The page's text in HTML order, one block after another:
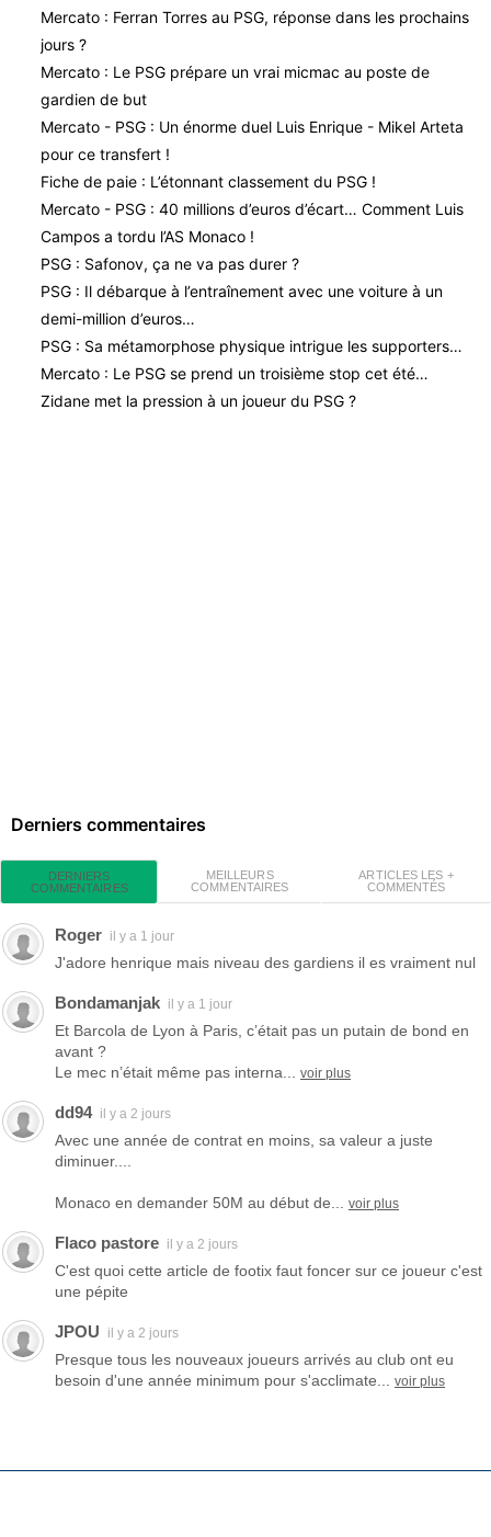
Mercato : Ferran Torres au PSG, réponse dans les prochains
jours ?
Mercato : Le PSG prépare un vrai micmac au poste de
gardien de but
Mercato - PSG : Un énorme duel Luis Enrique - Mikel Arteta
pour ce transfert !
Fiche de paie : L’étonnant classement du PSG !
Mercato - PSG : 40 millions d’euros d’écart… Comment Luis
Campos a tordu l’AS Monaco !
PSG : Safonov, ça ne va pas durer ?
PSG : Il débarque à l’entraînement avec une voiture à un
demi-million d’euros…
PSG : Sa métamorphose physique intrigue les supporters…
Mercato : Le PSG se prend un troisième stop cet été…
Zidane met la pression à un joueur du PSG ?
Derniers commentaires
DERNIERS
COMMENTAIRES
MEILLEURS
COMMENTAIRES
ARTICLES LES +
COMMENTÉS
Roger il y a 1 jour
J'adore henrique mais niveau des gardiens il es vraiment nul
Bondamanjak il y a 1 jour
Et Barcola de Lyon à Paris, c’était pas un putain de bond en
avant ?
Le mec n’était même pas interna... voir plus
dd94 il y a 2 jours
Avec une année de contrat en moins, sa valeur a juste
diminuer....
Monaco en demander 50M au début de... voir plus
Flaco pastore il y a 2 jours
C'est quoi cette article de footix faut foncer sur ce joueur c'est
une pépite
JPOU il y a 2 jours
Presque tous les nouveaux joueurs arrivés au club ont eu
besoin d'une année minimum pour s'acclimate... voir plus